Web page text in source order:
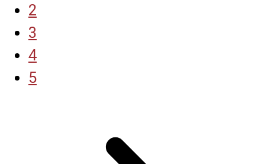
2
3
4
5